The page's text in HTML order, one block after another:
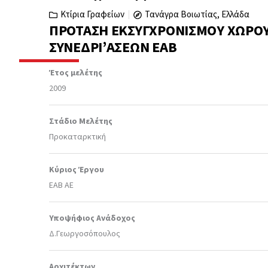
Κτίρια Γραφείων Τανάγρα Βοιωτίας, Ελλάδα
ΠΡΌΤΑΣΗ ΕΚΣΥΓΧΡΟΝΙΣΜΟΎ
ΣΥΝΕΔΡΙ’ΑΣΕΩΝ ΕΑΒ
Έτος μελέτης
2009
Στάδιο Μελέτης
Προκαταρκτική
Κύριος Έργου
ΕΑΒ ΑΕ
Υποψήφιος Ανάδοχος
Δ.Γεωργοσόπουλος